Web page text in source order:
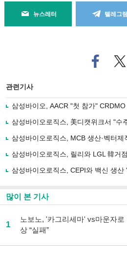
뉴스레터 텔레그램
페
이
로
기
사
유
기
트위
터로
관련기사
삼성바이오, AACR "첫 참가" CRDMO
삼성바이오로직스, 美디캣위크서 "수
삼성바이오로직스, MCB 생산·벡터
삼성바이오로직스, 릴리와 LGL 韓거
삼성바이오로직스, CEPI와 백신 생산
많이 본 기사
1
노보노, '카그리세마' vs마운자로
상 “실패”